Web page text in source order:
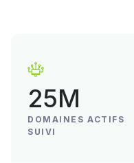
25M
DOMAINES ACTIFS
SUIVI